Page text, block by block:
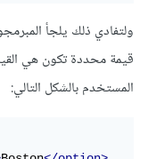
قيمة محددة تكون هي
المستخدم بالشكل التالي: